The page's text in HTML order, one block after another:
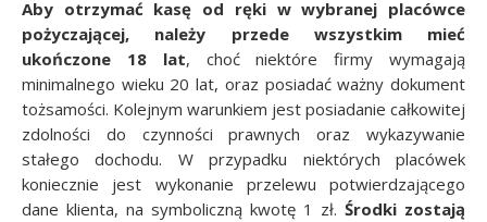
Aby otrzymać kasę od ręki w wybranej placówce
pożyczającej, należy przede wszystkim mieć
ukończone 18 lat, choć niektóre firmy wymagają
minimalnego wieku 20 lat, oraz posiadać ważny dokument
tożsamości. Kolejnym warunkiem jest posiadanie całkowitej
zdolności do czynności prawnych oraz wykazywanie
stałego dochodu. W przypadku niektórych placówek
koniecznie jest wykonanie przelewu potwierdzającego
dane klienta, na symboliczną kwotę 1 zł. Środki zostają